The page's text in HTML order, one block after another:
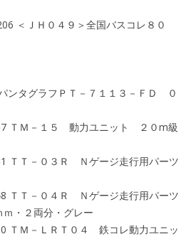
＜ＪＨ０４９＞全国バスコレ８０
ンタグラフＰＴ－７１１３－ＦＤ ０
ＴＭ－１５ 動力ユニット ２０m級
ＴＴ－０３Ｒ Ｎゲージ走行用パーツ
ＴＴ－０４Ｒ Ｎゲージ走行用パーツ
・２両分・グレー
ＴＭ－ＬＲＴ０４ 鉄コレ動力ユニッ